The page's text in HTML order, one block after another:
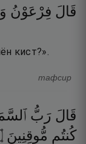
قَالَ فِرْعَوْنُ
кист?».
тафсир
قَالَ رَبُّ
كُنتُم مُّوقِنِينَ